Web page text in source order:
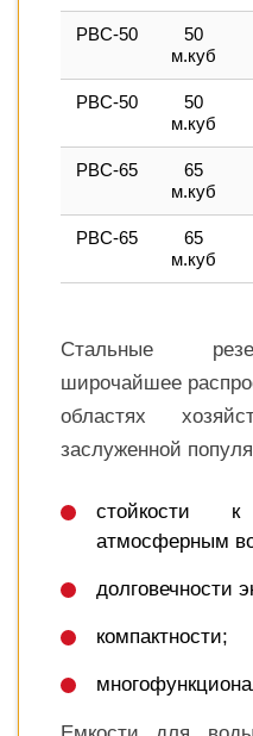
РВС-50
50
м.куб
РВС-50
50
м.куб
РВС-65
65
м.куб
РВС-65
65
м.куб
Стальные
широчайшее
областях
заслуженной
стойкости
атмосферным
долговечности
компактности;